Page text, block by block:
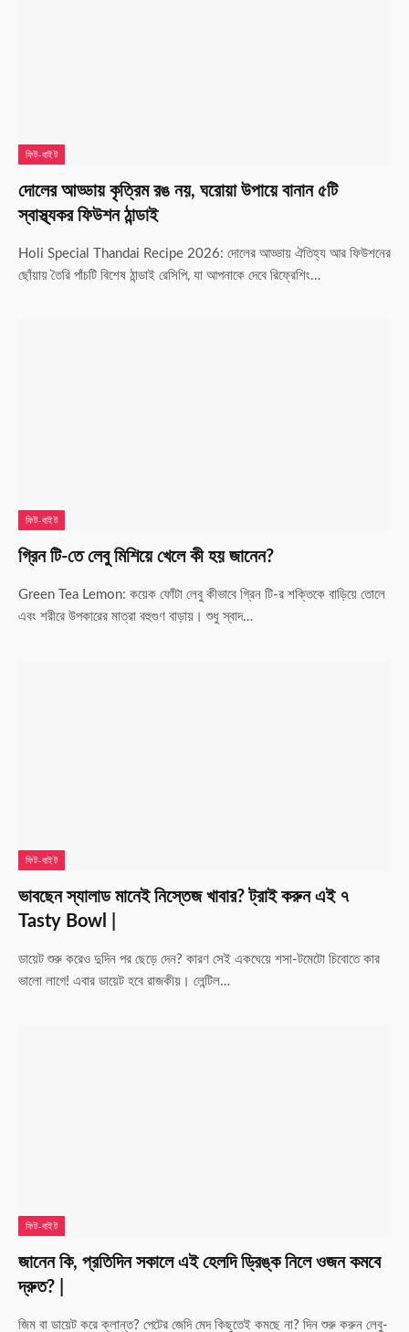
ফিট-বাইট
দোলের আড্ডায় কৃত্রিম রঙ নয়, ঘরোয়া উপায়ে বানান ৫টি
স্বাস্থ্যকর ফিউশন ঠান্ডাই
Holi Special Thandai Recipe 2026: দোলের আড্ডায় ঐতিহ্য আর ফিউশনের
ছোঁয়ায় তৈরি পাঁচটি বিশেষ ঠান্ডাই রেসিপি, যা আপনাকে দেবে রিফ্রেশিং…
ফিট-বাইট
গ্রিন টি-তে লেবু মিশিয়ে খেলে কী হয় জানেন?
Green Tea Lemon: কয়েক ফোঁটা লেবু কীভাবে গ্রিন টি-র শক্তিকে বাড়িয়ে তোলে
এবং শরীরে উপকারের মাত্রা বহুগুণ বাড়ায়। শুধু স্বাদ…
ফিট-বাইট
ভাবছেন স্যালাড মানেই নিস্তেজ খাবার? ট্রাই করুন এই ৭
Tasty Bowl |
ডায়েট শুরু করেও দুদিন পর ছেড়ে দেন? কারণ সেই একঘেয়ে শসা-টমেটো চিবোতে কার
ভালো লাগে! এবার ডায়েট হবে রাজকীয়। লেন্টিল…
ফিট-বাইট
জানেন কি, প্রতিদিন সকালে এই হেলদি ড্রিঙ্ক নিলে ওজন কমবে
দ্রুত? |
জিম বা ডায়েট করে ক্লান্ত? পেটের জেদি মেদ কিছুতেই কমছে না? দিন শুরু করুন লেবু-